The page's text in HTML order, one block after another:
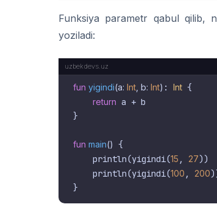
Funksiya parametr qabul qilib,
yoziladi:
fun yigindi(a: Int , b: Int) : Int {
return a + b
}
fun main() {
    println(yigindi(
15 , 27))
    println(yigindi(
100 , 200